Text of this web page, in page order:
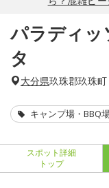
パラディッ
タ
大分県玖珠郡玖珠町
キャンプ場・BBQ
スポット詳細
トップ